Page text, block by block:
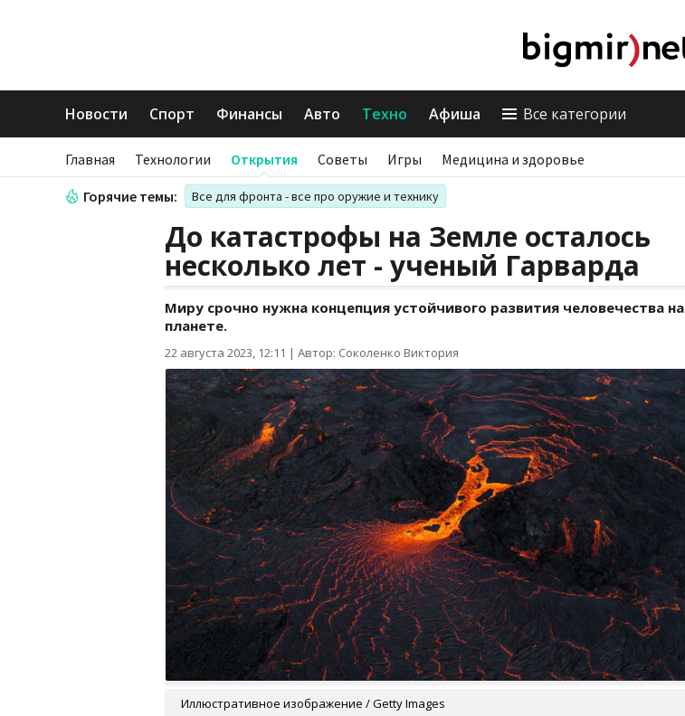
Новости Спорт Финансы Авто Техно Афиша Все категории
Главная Технологии Открытия Советы Игры Медицина и здоровье
Горячие темы: Все для фронта - все про оружие и технику
До катастрофы на Земле осталось
несколько лет - ученый Гарварда
Миру срочно нужна концепция устойчивого развития человечества на
планете.
22 августа 2023, 12:11 | Автор: Соколенко Виктория
Иллюстративное изображение / Getty Images